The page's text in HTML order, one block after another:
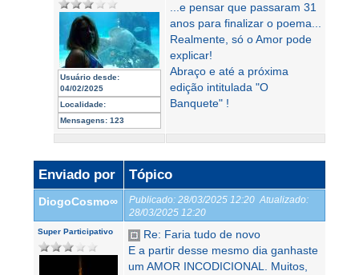
Usuário desde:
04/02/2025
Localidade:
Mensagens: 123
...e pensar que passaram 31
anos para finalizar o poema...
Realmente, só o Amor pode
explicar!
Abraço e até a próxima
edição intitulada "O
Banquete" !
Enviado por Tópico
DiogoCosmo∞ Publicado: 28/03/2025 12:20 Atualizado:
28/03/2025 12:20
Super Participativo
Re: Faria tudo de novo
E a partir desse mesmo dia ganhaste
um AMOR INCODICIONAL. Muitos,